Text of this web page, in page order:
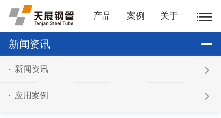
产品 案例 关于
新闻资讯
新闻资讯
应用案例